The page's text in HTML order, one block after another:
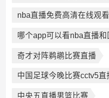
nba直播免费高清在线观
哪个app可以看nba直播和
奇才对阵鹈鹕比赛直播
中国足球今晚比赛cctv5直
中央五直播男篮比赛